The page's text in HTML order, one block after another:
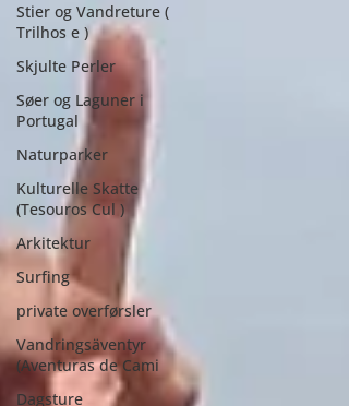
Stier og Vandreture (
Trilhos e )
Skjulte Perler
Søer og Laguner i
Portugal
Naturparker
Kulturelle Skatte
(Tesouros Cul )
Arkitektur
Surfing
private overførsler
Vandringsäventyr
(Aventuras de Cami
Dagsture